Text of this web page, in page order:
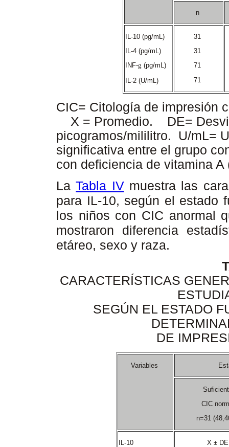
n
IL-10 (pg/mL)
IL-4 (pg/mL)
INF-g (pg/mL)
IL-2 (U/mL)
31
31
71
71
CIC= Citología de
X = Promedio. DE=
picogramos/mililitro. U/mL=
significativa entre el grupo
con deficiencia de vitamina
LaTabla IVmuestra las
para IL-10, según el estado
los niños con CIC anormal
mostraron diferencia
etáreo, sexo y raza.
CARACTERÍSTICAS
SEGÚN EL ESTADO
DE
Variables
CIC
n=31
IL-10
X ±